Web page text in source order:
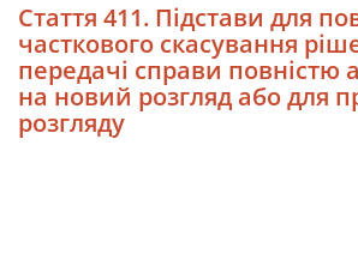
Стаття 411. Підстави для
часткового скасування
передачі справи повністю
на новий розгляд або для
розгляду